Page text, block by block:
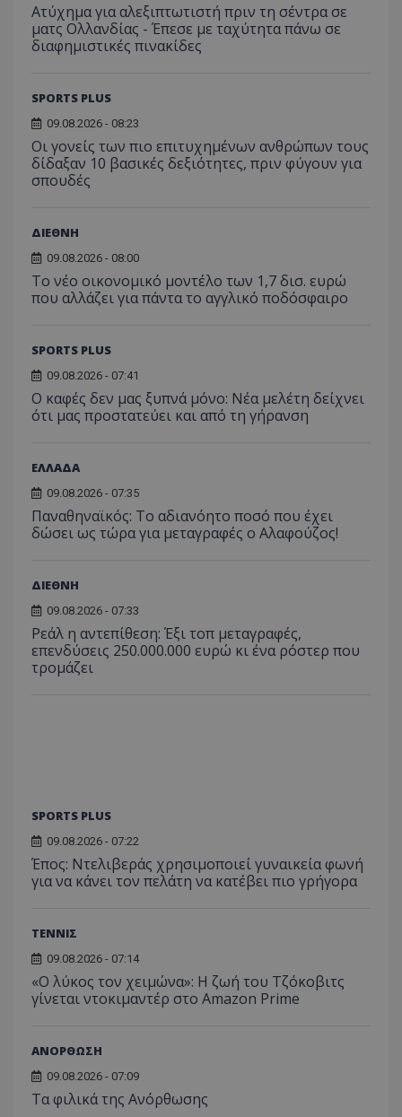
Ατύχημα για αλεξιπτωτιστή πριν τη σέντρα σε
ματς Ολλανδίας - Έπεσε με ταχύτητα πάνω σε
διαφημιστικές πινακίδες
SPORTS PLUS
09.08.2026 - 08:23
Οι γονείς των πιο επιτυχημένων ανθρώπων τους
δίδαξαν 10 βασικές δεξιότητες, πριν φύγουν για
σπουδές
ΔΙΕΘΝΗ
09.08.2026 - 08:00
Το νέο οικονομικό μοντέλο των 1,7 δισ. ευρώ
που αλλάζει για πάντα το αγγλικό ποδόσφαιρο
SPORTS PLUS
09.08.2026 - 07:41
Ο καφές δεν μας ξυπνά μόνο: Νέα μελέτη δείχνει
ότι μας προστατεύει και από τη γήρανση
ΕΛΛΑΔΑ
09.08.2026 - 07:35
Παναθηναϊκός: Το αδιανόητο ποσό που έχει
δώσει ως τώρα για μεταγραφές ο Αλαφούζος!
ΔΙΕΘΝΗ
09.08.2026 - 07:33
Ρεάλ η αντεπίθεση: Έξι τοπ μεταγραφές,
επενδύσεις 250.000.000 ευρώ κι ένα ρόστερ που
τρομάζει
SPORTS PLUS
09.08.2026 - 07:22
Έπος: Ντελιβεράς χρησιμοποιεί γυναικεία φωνή
για να κάνει τον πελάτη να κατέβει πιο γρήγορα
ΤΕΝΝΙΣ
09.08.2026 - 07:14
«Ο λύκος τον χειμώνα»: Η ζωή του Τζόκοβιτς
γίνεται ντοκιμαντέρ στο Amazon Prime
ΑΝΟΡΘΩΣΗ
09.08.2026 - 07:09
Τα φιλικά της Ανόρθωσης